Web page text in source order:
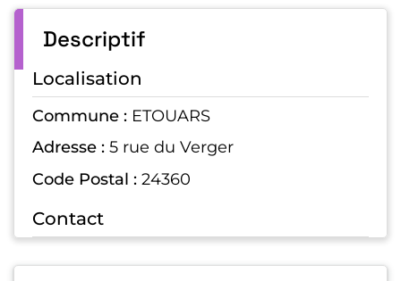
Descriptif
Localisation
Commune : ETOUARS
Adresse : 5 rue du Verger
Code Postal : 24360
Contact